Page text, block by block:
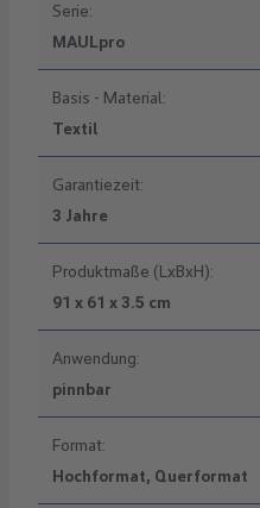
Serie:
MAULpro
Basis - Material:
Textil
Garantiezeit:
3 Jahre
Produktmaße (LxBxH):
91 x 61 x 3.5 cm
Anwendung:
pinnbar
Format:
Hochformat, Querformat